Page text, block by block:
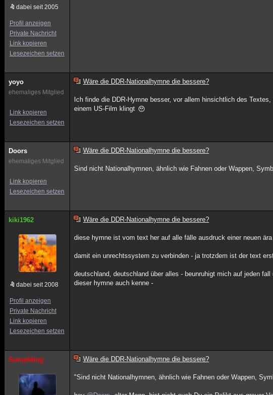
dabei seit 2005
Profil anzeigen
Private Nachricht
Link kopieren
Lesezeichen setzen
yoyo
ehemaliges Mitglied
Link kopieren
Lesezeichen setzen
Wäre die DDR-Nationalhymne die bessere?
Ich finde die DDR-Hymne besser, vor allem hinsichtlich des
einem US-Film klingt
Doors
ehemaliges Mitglied
Link kopieren
Lesezeichen setzen
Wäre die DDR-Nationalhymne die bessere?
Sind nicht Nationalhymnen, ähnlich wie Fahnen oder Wappen,
kiki1962
dabei seit 2008
Profil anzeigen
Private Nachricht
Link kopieren
Lesezeichen setzen
Wäre die DDR-Nationalhymne die bessere?
diese hymne ist vom text her auf alle fälle ausdruck einer neuen
damit ein unrechtssystem zu verbinden - ja trotzdem ist der text
deutschland, deutschland über alles - beunruhigt mich auf jeden
dieser hymne auch kenne -
Sumpfding Wäre die DDR-Nationalhymne die bessere?
"Sind nicht Nationalhymnen, ähnlich wie Fahnen oder Wappen,